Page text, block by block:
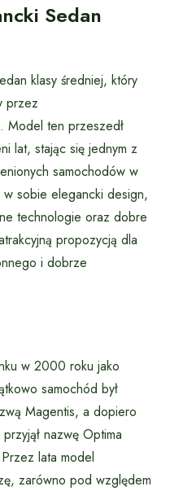
Sedan
klasy średniej, który
przez
Model ten przeszedł
lat, stając się jednym z
samochodów w
w sobie elegancki design,
technologie oraz dobre
propozycją dla
i dobrze
w 2000 roku jako
samochód był
Magentis, a dopiero
nazwę Optima
lata model
zarówno pod względem